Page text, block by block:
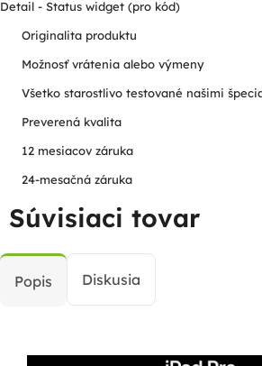
Detail - Status widget (pro kód)
Originalita produktu
Možnosť vrátenia alebo výmeny
Všetko starostlivo testované našimi
Preverená kvalita
12 mesiacov záruka
24-mesačná záruka
Súvisiaci tovar
Popis Diskusia